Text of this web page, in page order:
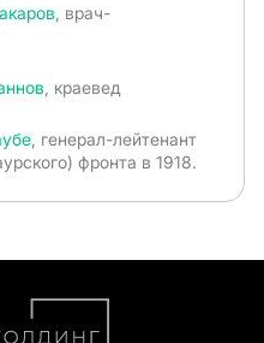
, врач-
, краевед
, генерал-лейтенант
фронта в 1918.